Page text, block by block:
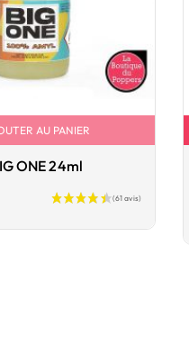
AU PANIER
ONE 24ml